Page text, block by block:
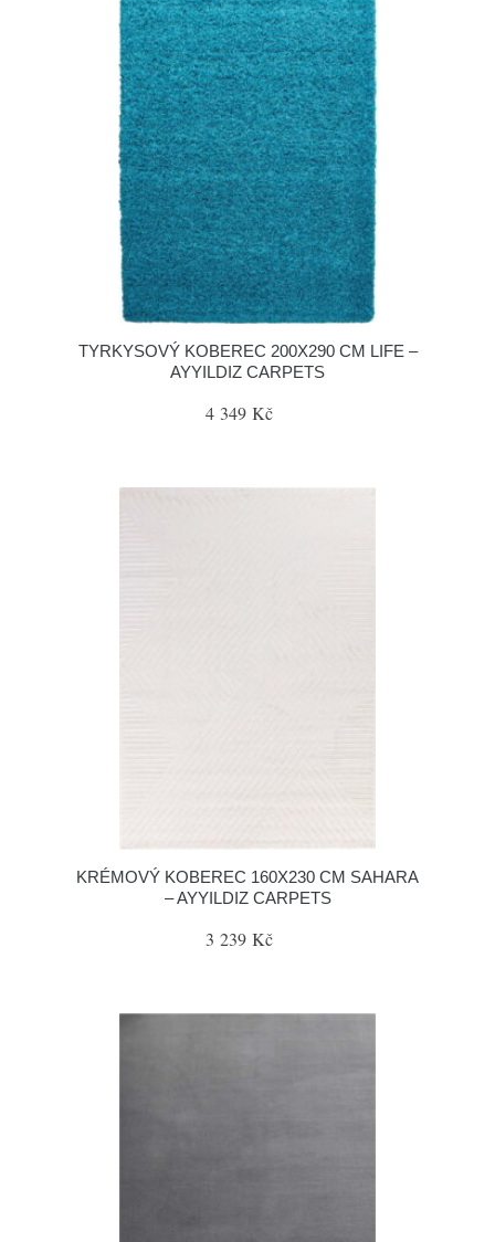
TYRKYSOVÝ KOBEREC 200X290 CM LIFE –
AYYILDIZ CARPETS
4 349 Kč
KRÉMOVÝ KOBEREC 160X230 CM SAHARA
– AYYILDIZ CARPETS
3 239 Kč